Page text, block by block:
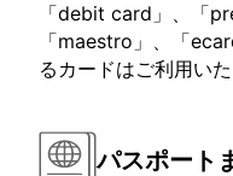
「debit card」、「
「maestro」、「
るカードはご利用いた
パスポート